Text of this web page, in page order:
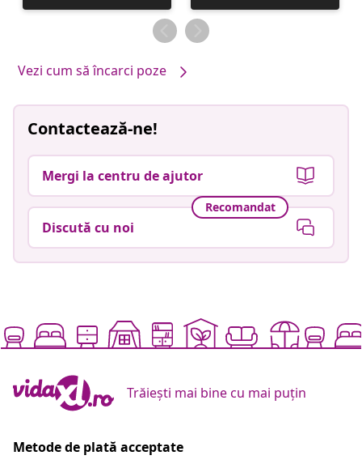
publicată
publicată
de
Vezi cum să încarci poze
Contactează-ne!
Mergi la centru de ajutor
Recomandat
Discută cu noi
Trăiești mai bine cu mai puțin
Metode de plată acceptate